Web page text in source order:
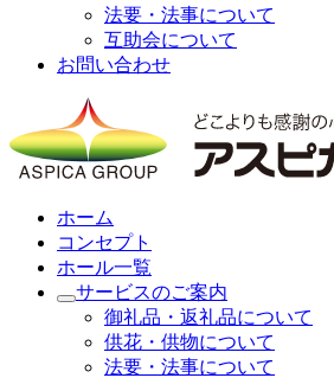
法要・法事について
互助会について
お問い合わせ
ホーム
コンセプト
ホール一覧
サービスのご案内
御礼品・返礼品について
供花・供物について
法要・法事について